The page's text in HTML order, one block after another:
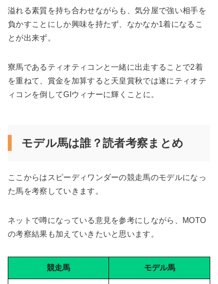
溢れる素質を持ち合わせながらも、気分屋で強い相手を
負かすことにしか興味を持たず、なかなか1着になるこ
とが出来ず。
寮馬であるティオティコンと一緒に出走することで2着
を重ねて、賞金を加算すると天皇賞秋では遂にティオテ
ィコンを倒してGIウィナーに輝くことに。
モデル馬は誰？読者考察まとめ
ここからはスピーディワンダーの競走馬のモデルになっ
た馬を考察していきます。
ネットで噂になっている意見を参考にしながら、MOTO
の考察結果も加えていきたいと思います。
競走馬 モデル馬